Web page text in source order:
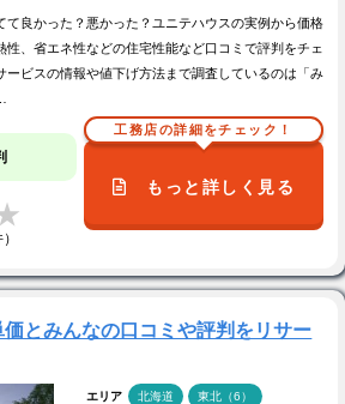
て良かった？悪かった？ユニテハウスの実例から価格
性、省エネ性などの住宅性能など口コミで評判をチェ
ービスの情報や値下げ方法まで調査しているのは「み
工務店の詳細をチェック！
もっと詳しく見る
とみんなの口コミや評判をリサー
エリア 北海道 東北（6）